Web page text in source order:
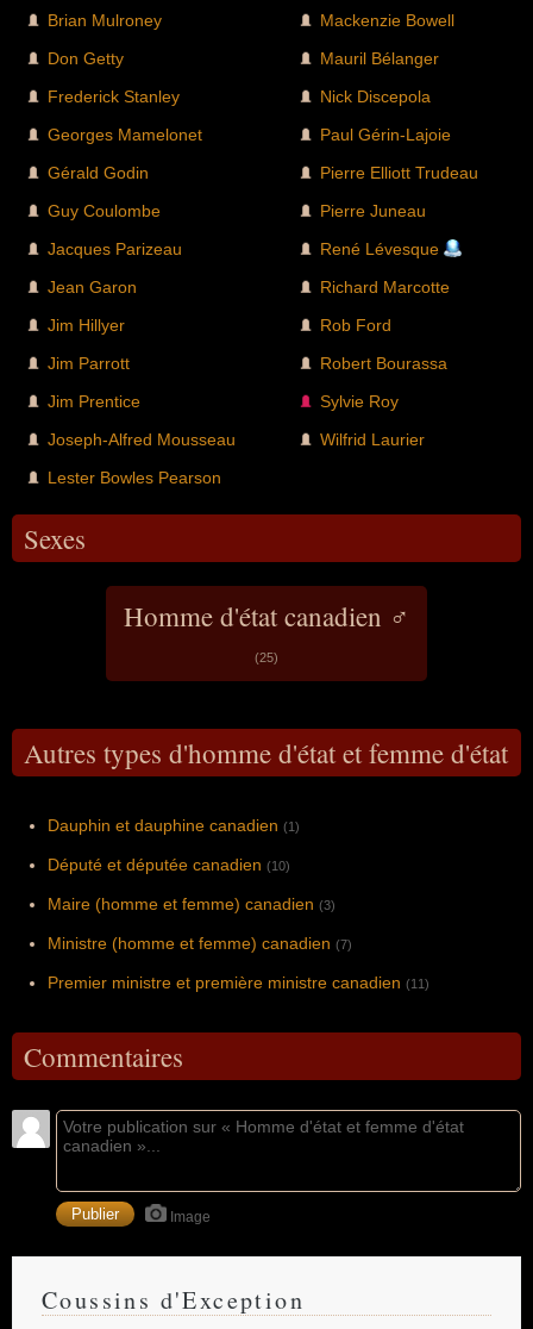
Brian Mulroney
Don Getty
Frederick Stanley
Georges Mamelonet
Gérald Godin
Guy Coulombe
Jacques Parizeau
Jean Garon
Jim Hillyer
Jim Parrott
Jim Prentice
Joseph-Alfred Mousseau
Lester Bowles Pearson
Mackenzie Bowell
Mauril Bélanger
Nick Discepola
Paul Gérin-Lajoie
Pierre Elliott Trudeau
Pierre Juneau
René Lévesque
Richard Marcotte
Rob Ford
Robert Bourassa
Sylvie Roy
Wilfrid Laurier
Sexes
Homme d'état canadien ♂
(25)
Autres types d'homme d'état et femme d'état
Dauphin et dauphine canadien (1)
Député et députée canadien (10)
Maire (homme et femme) canadien (3)
Ministre (homme et femme) canadien (7)
Premier ministre et première ministre canadien (11)
Commentaires
Image
Coussins d'Exception